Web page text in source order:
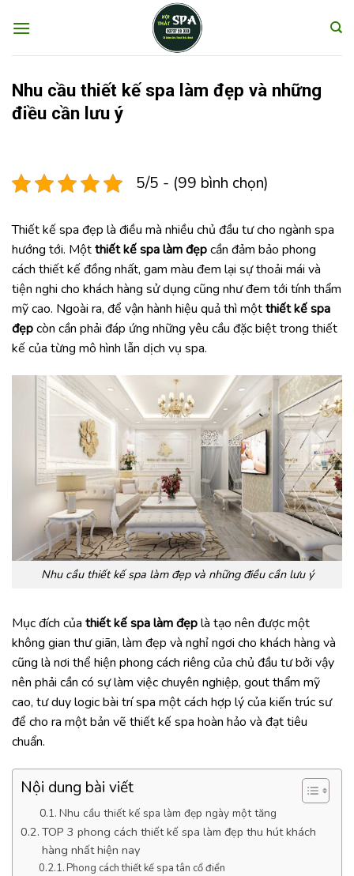
Nhu cầu thiết kế spa làm đẹp và những
điều cần lưu ý
5/5 - (99 bình chọn)
Thiết kế spa đẹp là điều mà nhiều chủ đầu tư cho ngành spa
hướng tới. Mộtthiết kế spa làm đẹpcần đảm bảo phong
cách thiết kế đồng nhất, gam màu đem lại sự thoải mái và
tiện nghi cho khách hàng sử dụng cũng như đem tới tính thẩm
mỹ cao. Ngoài ra, để vận hành hiệu quả thì mộtthiết kế spa
đẹpcòn cần phải đáp ứng những yêu cầu đặc biệt trong thiết
kế của từng mô hình lẫn dịch vụ spa.
Nhu cầu thiết kế spa làm đẹp và những điều cần lưu ý
Mục đích của thiết kế spa làm đẹplà tạo nên được một
không gian thư giãn, làm đẹp và nghỉ ngơi cho khách hàng và
cũng là nơi thể hiện phong cách riêng của chủ đầu tư bởi vậy
nên phải cần có sự làm việc chuyên nghiệp, gout thẩm mỹ
cao, tư duy logic bài trí spa một cách hợp lý của kiến trúc sư
để cho ra một bản vẽ thiết kế spa hoàn hảo và đạt tiêu
chuẩn.
Nội dung bài viết
Nhu cầu thiết kế spa làm đẹp ngày một tăng
TOP 3 phong cách thiết kế spa làm đẹp thu hút khách
hàng nhất hiện nay
Phong cách thiết kế spa tân cổ điển